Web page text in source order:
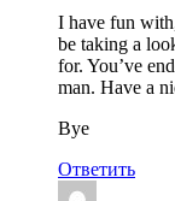
I have fun
be taking a
for. You’ve
man. Have a
Bye
Ответить